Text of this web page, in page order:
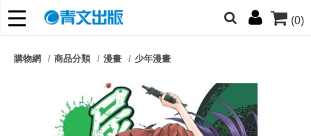
(0)
朋友們，提高警覺！
購物網 商品分類 漫畫 少年漫畫